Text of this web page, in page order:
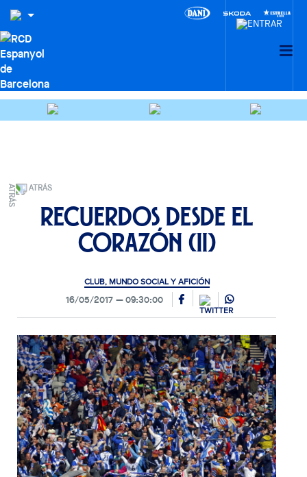
ATRÁS
Recuerdos desde el
corazón (II)
CLUB, MUNDO SOCIAL Y AFICIÓN
16/05/2017 09:30:00